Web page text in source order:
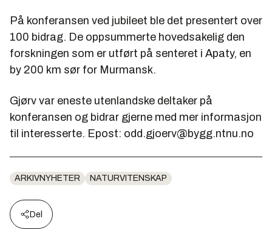
På konferansen ved jubileet ble det presentert over
100 bidrag. De oppsummerte hovedsakelig den
forskningen som er utført på senteret i Apaty, en
by 200 km sør for Murmansk.
Gjørv var eneste utenlandske deltaker på
konferansen og bidrar gjerne med mer informasjon
til interesserte. Epost: odd.gjoerv@bygg.ntnu.no
ARKIVNYHETER NATURVITENSKAP
Del